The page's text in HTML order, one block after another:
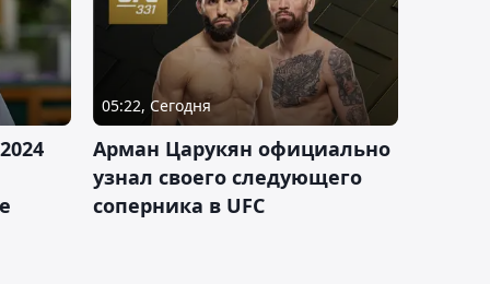
05:22, Сегодня
Арман Царукян официально
узнал своего следующего
соперника в UFC